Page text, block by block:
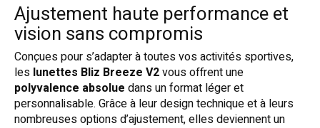
Ajustement haute performance et
vision sans compromis
Conçues pour s’adapter à toutes vos activités sportives,
les lunettes Bliz Breeze V2vous offrent une
polyvalence absolue dans un format léger et
personnalisable. Grâce à leur design technique et à leurs
nombreuses options d’ajustement, elles deviennent un